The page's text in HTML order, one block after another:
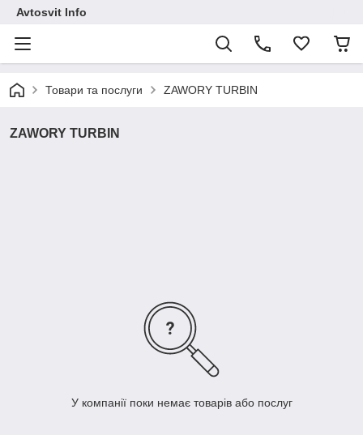
Avtosvit Info
Товари та послуги ZAWORY TURBIN
ZAWORY TURBIN
У компанії поки немає товарів або послуг